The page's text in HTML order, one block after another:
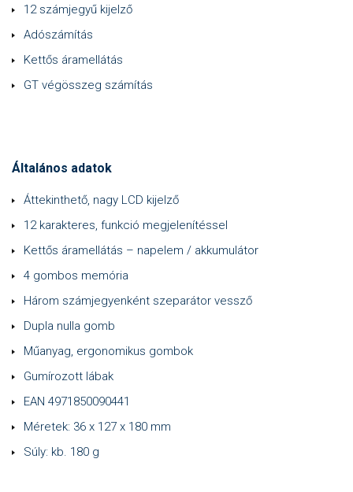
12 számjegyű kijelző
Adószámítás
Kettős áramellátás
GT végösszeg számítás
Általános adatok
Áttekinthető, nagy LCD kijelző
12 karakteres, funkció megjelenítéssel
Kettős áramellátás – napelem / akkumulátor
4 gombos memória
Három számjegyenként szeparátor vessző
Dupla nulla gomb
Műanyag, ergonomikus gombok
Gumírozott lábak
EAN 4971850090441
Méretek: 36 x 127 x 180 mm
Súly: kb. 180 g